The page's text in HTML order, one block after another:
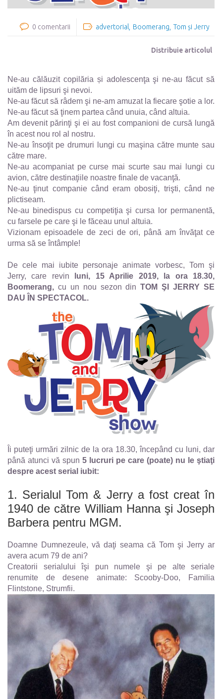
0 comentarii advertorial Boomerang Tom și Jerry
Distribuie articolul
Ne-au călăuzit copilăria și adolescenţa şi ne-au făcut să
uităm de lipsuri şi nevoi.
Ne-au făcut să râdem şi ne-am amuzat la fiecare şotie a lor.
Ne-au făcut să ţinem partea când unuia, când altuia.
Am devenit părinţi şi ei au fost companioni de cursă lungă
în acest nou rol al nostru.
Ne-au însoţit pe drumuri lungi cu maşina către munte sau
către mare.
Ne-au acompaniat pe curse mai scurte sau mai lungi cu
avion, către destinaţiile noastre finale de vacanţă.
Ne-au ţinut companie când eram obosiţi, trişti, când ne
plictiseam.
Ne-au binedispus cu competiţia şi cursa lor permanentă,
cu farsele pe care şi le făceau unul altuia.
Vizionam episoadele de zeci de ori, până am învăţat ce
urma să se întâmple!
De cele mai iubite personaje animate vorbesc, Tom şi
Jerry, care revin
luni, 15 Aprilie 2019, la ora 18.30,
Boomerang, cu un nou sezon dinTOM ŞI JERRY SE
DAU ÎN SPECTACOL.
Îi puteţi urmări zilnic de la ora 18.30, începând cu luni, dar
până atunci vă spun 5 lucruri pe care (poate) nu le ştiaţi
despre acest serial iubit:
1. Serialul Tom & Jerry a fost creat în
1940 de către William Hanna şi Joseph
Barbera pentru MGM.
Doamne Dumnezeule, vă daţi seama că Tom şi Jerry ar
avera acum 79 de ani?
Creatorii serialului îşi pun numele şi pe alte seriale
renumite de desene animate: Scooby-Doo, Familia
Flintstone, Strumfii.